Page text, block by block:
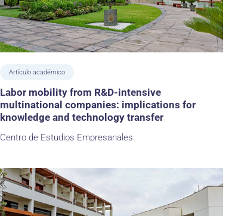
Artículo académico
Labor mobility from R&D-intensive
multinational companies: implications for
knowledge and technology transfer
Centro de Estudios Empresariales